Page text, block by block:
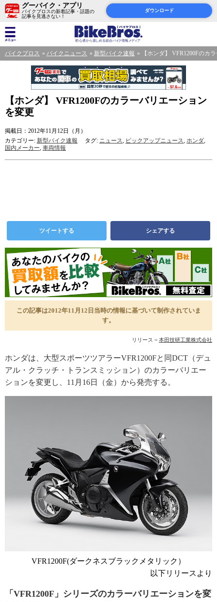
グーバイク・アプリ
バイクブロスの新着記事・話題の
記事を見逃さない！
ダウンロード
バイクブロス バイクニュース 新型バイク速報 【ホンダ】 VFR1200Fのカ
【ホンダ】 VFR1200Fのカラーバリエーション
を変更
掲載日：2012年11月12日（月）
カテゴリー: 新型バイク速報 タグ: ニュース, ピックアップニュース, ホンダ,
国内メーカー, 車両情報
ツイートする シェアする
この記事は2012年11月12日当時の情報に基づいて制作されていま
す。
リリース = 本田技研工業株式会社
ホンダは、大型スポーツツアラーVFR1200Fと同DCT（デュ
アル・クラッチ・トランスミッション）のカラーバリエー
ションを変更し、11月16日（金）から発売する。
VFR1200F(ダークネスブラックメタリック）
以下リリースより
「VFR1200F」シリーズのカラーバリエーションを変